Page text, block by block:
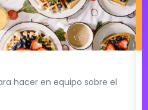
hacer en equipo sobre el